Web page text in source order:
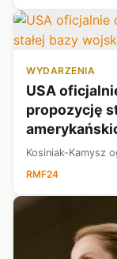
WYDARZENIA
USA
propozycję
Kosiniak-Kamysz
RMF24